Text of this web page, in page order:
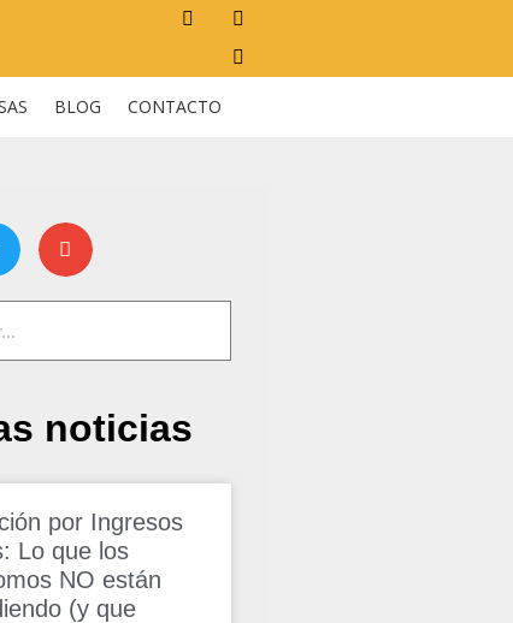
BLOG CONTACTO
noticias
por Ingresos
Lo que los
NO están
(y que